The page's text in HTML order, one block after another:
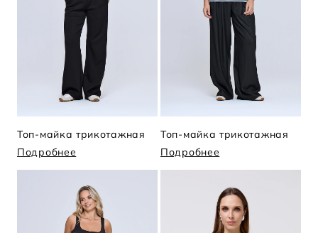
Топ-майка трикотажная
Подробнее
Топ-майка трикотажная
Подробнее